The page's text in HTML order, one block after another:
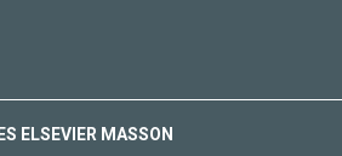
ELSEVIER MASSON